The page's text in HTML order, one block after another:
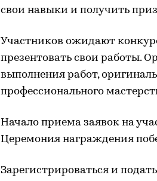
свои навыки и получить
Участников ожидают
презентовать свои работы.
выполнения работ,
профессионального
Начало приема заявок на
Церемония награждения
Зарегистрироваться и